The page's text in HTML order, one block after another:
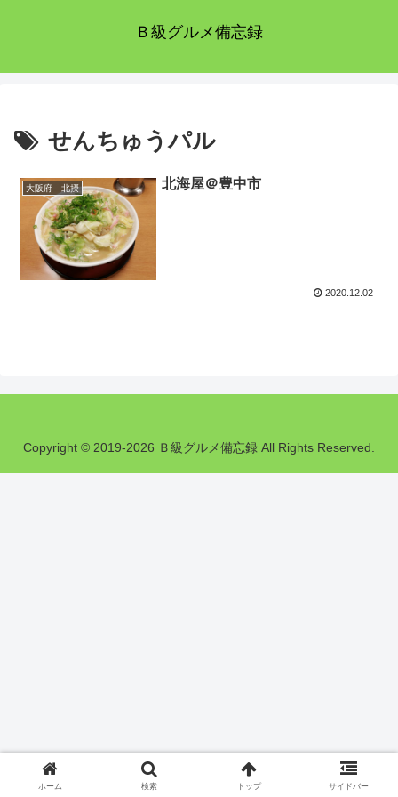
Ｂ級グルメ備忘録
せんちゅうパル
大阪府 北摂 北海屋＠豊中市
2020.12.02
Copyright © 2019-2026 Ｂ級グルメ備忘録 All Rights Reserved.
ホーム 検索 トップ サイドバー